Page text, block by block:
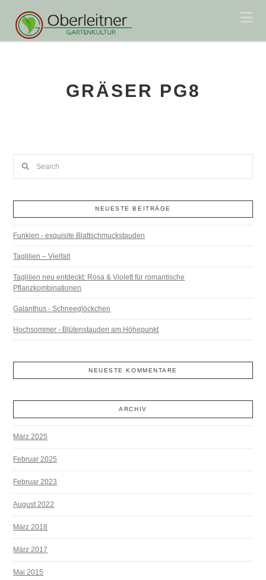
GRÄSER PG8
NEUESTE BEITRÄGE
Funkien - exquisite Blattschmuckstauden
Taglilien – Vielfalt
Taglilien neu entdeckt: Rosa & Violett für romantische
Pflanzkombinationen
Galanthus - Schneeglöckchen
Hochsommer - Blütenstauden am Höhepunkt
NEUESTE KOMMENTARE
ARCHIV
März 2025
Februar 2025
Februar 2023
August 2022
März 2018
März 2017
Mai 2015